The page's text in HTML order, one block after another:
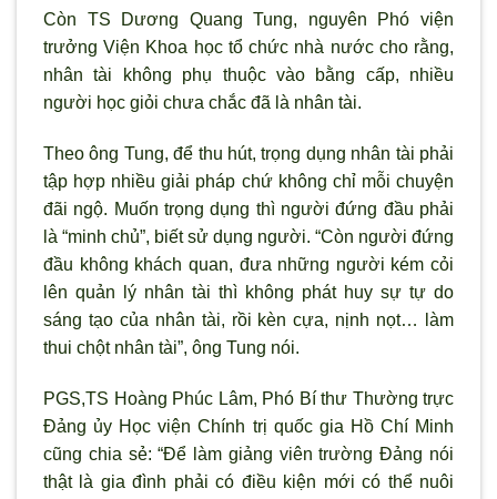
Còn TS Dương Quang Tung, nguyên Phó viện
trưởng Viện Khoa học tổ chức nhà nước cho rằng,
nhân tài không phụ thuộc vào bằng cấp, nhiều
người học giỏi chưa chắc đã là nhân tài.
Theo ông Tung, để thu hút, trọng dụng nhân tài phải
tập hợp nhiều giải pháp chứ không chỉ mỗi chuyện
đãi ngộ. Muốn trọng dụng thì người đứng đầu phải
là “minh chủ”, biết sử dụng người. “Còn người đứng
đầu không khách quan, đưa những người kém cỏi
lên quản l ý nhân tài thì không phát huy sự tự do
sáng tạo của nhân tài, rồi kèn cựa, nịnh nọt… làm
thui chột nhân tài”, ông Tung nói.
PGS,TS Hoàng Phúc Lâm, Phó Bí thư Thường trực
Đảng ủy Học viện Chính trị quốc gia Hồ Chí Minh
cũng chia sẻ: “Để làm giảng viên trường Đảng nói
thật là gia đình phải có điều kiện mới có thể nuôi